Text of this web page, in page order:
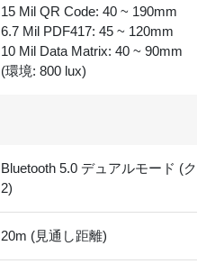
15 Mil QR Code: 40 ~ 190mm
6.7 Mil PDF417: 45 ~ 120mm
10 Mil Data Matrix: 40 ~ 90mm
(環境: 800 lux)
Bluetooth 5.0 デュアルモード (クラス
2)
20m (見通し距離)